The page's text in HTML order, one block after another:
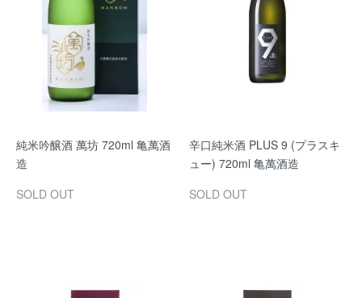
純米吟醸酒 萬坊 720ml 亀萬酒
造
SOLD OUT
辛口純米酒 PLUS 9 (プラスキ
ュー) 720ml 亀萬酒造
SOLD OUT